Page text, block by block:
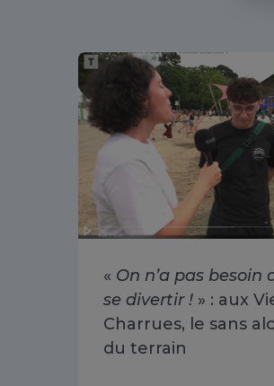
« On n’a pas besoin
se divertir ! » : aux
Charrues, le sans
du terrain